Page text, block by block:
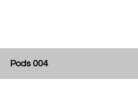
Pods 004